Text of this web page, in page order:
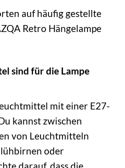
auf häufig gestellte
Retro Hängelampe
sind für die Lampe
mit einer E27-
kannst zwischen
von Leuchtmitteln
oder